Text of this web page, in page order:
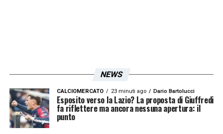
NEWS
CALCIOMERCATO 23 minuti ago Dario Bartolucci
Esposito verso la Lazio? La proposta di Giuffredi
fa riflettere ma ancora nessuna apertura: il
punto